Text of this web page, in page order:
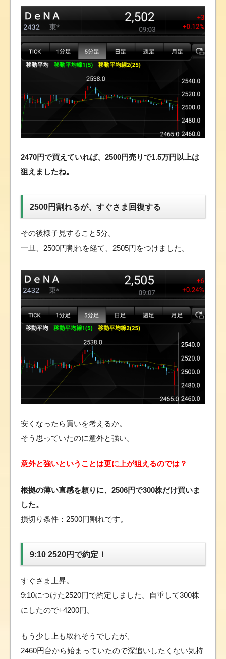
2470円で買えていれば、2500円売りで1.5万円以上は
狙えましたね。
2500円割れるが、すぐさま回復する
その後様子見すること5分。
一旦、2500円割れを経て、2505円をつけました。
安くなったら買いを考えるか。
そう思っていたのに意外と強い。
意外と強いということは更に上が狙えるのでは？
根拠の薄い直感を頼りに、2506円で300株だけ買いま
した。
損切り条件：2500円割れです。
9:10 2520円で約定！
すぐさま上昇。
9:10につけた2520円で約定しました。自重して300株
にしたので+4200円。
もう少し上も取れそうでしたが、
2460円台から始まっていたので深追いしたくない気持